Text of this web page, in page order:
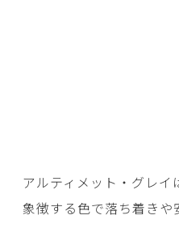
アルティメット・グレ
象徴する色で落ち着き